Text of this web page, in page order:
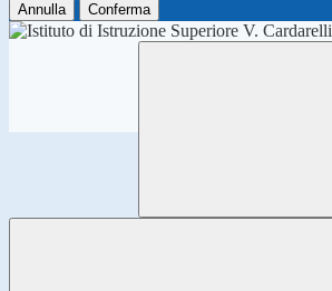
Annulla Conferma